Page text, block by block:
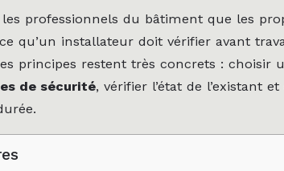
professionnels du bâtiment que les
qu’un installateur doit vérifier avant
principes restent très concrets : choisir
de sécurité, vérifier l’état de l’existant